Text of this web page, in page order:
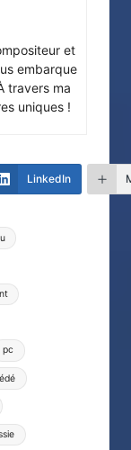
et
embarque
travers ma
uniques !
LinkedIn
pc